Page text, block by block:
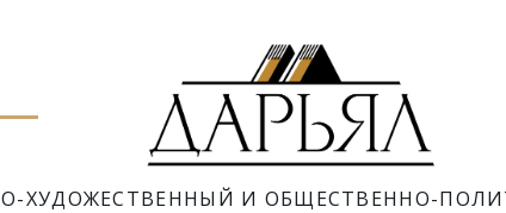
ХУДОЖЕСТВЕННЫЙ И ОБЩЕСТВЕННО-